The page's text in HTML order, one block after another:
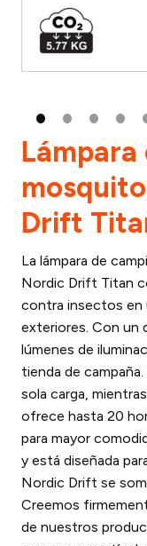
Drift
La lámpara de
Nordic Drift Titan
contra insectos en
exteriores. Con un
lúmenes de
tienda de
sola carga,
ofrece hasta 20
para mayor
y está diseñada
Nordic Drift se
Creemos
de nuestros